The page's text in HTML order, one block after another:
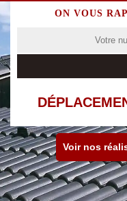
ON VOUS
Voir nos